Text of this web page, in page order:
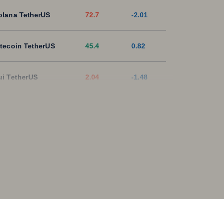
TetherUS 72.7 -2.01
TetherUS 45.4 0.82
TetherUS 2.04 -1.48